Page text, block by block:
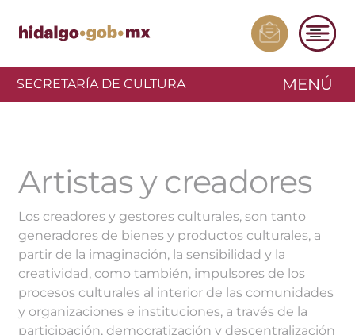
SECRETARÍA DE CULTURA MENÚ
Artistas y creadores
Los creadores y gestores culturales, son tanto
generadores de bienes y productos culturales, a
partir de la imaginación, la sensibilidad y la
creatividad, como también, impulsores de los
procesos culturales al interior de las comunidades
y organizaciones e instituciones, a través de la
participación, democratización y descentralización